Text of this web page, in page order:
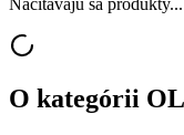
O kategórii